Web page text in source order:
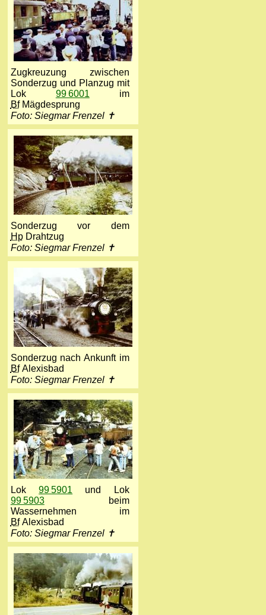
Zugkreuzung zwischen
Sonderzug und Planzug mit
Lok 99 6001 im
BfMägdesprung
Foto: Siegmar Frenzel ✝
Sonderzug vor dem
HpDrahtzug
Foto: Siegmar Frenzel ✝
Sonderzug nach Ankunft im
BfAlexisbad
Foto: Siegmar Frenzel ✝
Lok99 5901 und Lok
99 5903beim
Wassernehmen im
BfAlexisbad
Foto: Siegmar Frenzel ✝